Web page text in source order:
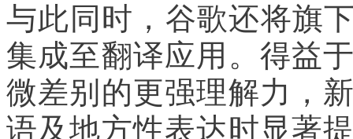
与此同时，谷歌还将旗
集成至翻译应用。得益
微差别的更强理解力，
语及地方性表达时显著